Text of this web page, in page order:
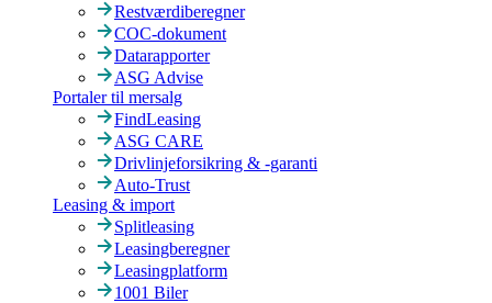
Restværdiberegner
COC-dokument
Datarapporter
ASG Advise
Portaler til mersalg
FindLeasing
ASG CARE
Drivlinjeforsikring & -garanti
Auto-Trust
Leasing & import
Splitleasing
Leasingberegner
Leasingplatform
1001 Biler